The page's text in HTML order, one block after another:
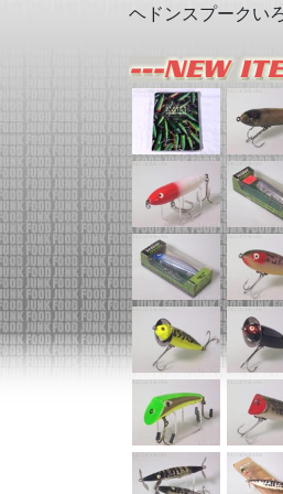
ヘドンスプークい